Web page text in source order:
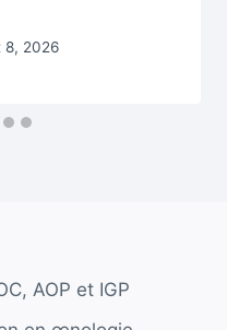
8, 2026
AOP et IGP